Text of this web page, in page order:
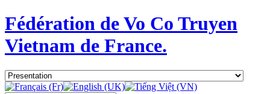
Fédération de Vo Co Truyen
Vietnam de France.